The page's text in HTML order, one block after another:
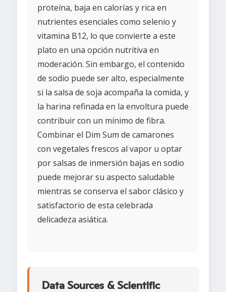
proteína, baja en calorías y rica en
nutrientes esenciales como selenio y
vitamina B12, lo que convierte a este
plato en una opción nutritiva en
moderación. Sin embargo, el contenido
de sodio puede ser alto, especialmente
si la salsa de soja acompaña la comida, y
la harina refinada en la envoltura puede
contribuir con un mínimo de fibra.
Combinar el Dim Sum de camarones
con vegetales frescos al vapor u optar
por salsas de inmersión bajas en sodio
puede mejorar su aspecto saludable
mientras se conserva el sabor clásico y
satisfactorio de esta celebrada
delicadeza asiática.
Data Sources & Scientific